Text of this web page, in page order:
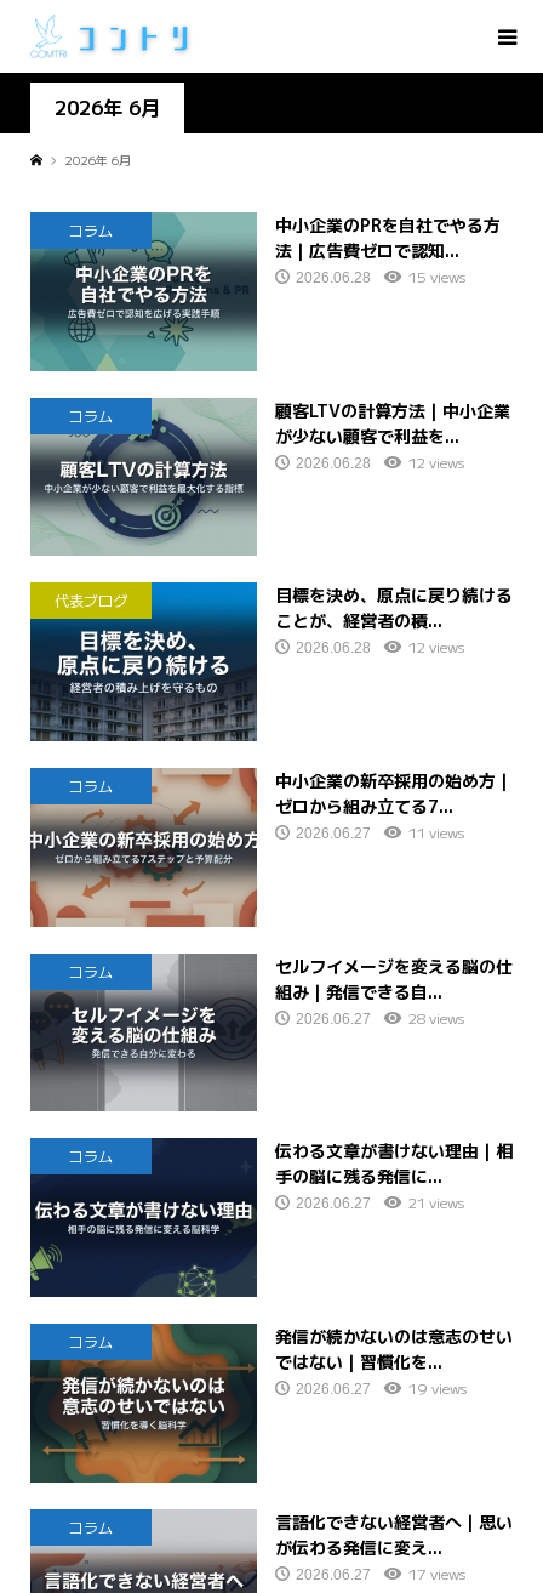
2026年 6月
2026年 6月
コラム
中小企業のPRを自社でやる方
法｜広告費ゼロで認知...
2026.06.28 15 views
コラム
顧客LTVの計算方法｜中小企業
が少ない顧客で利益を...
2026.06.28 12 views
代表ブログ
目標を決め、原点に戻り続ける
ことが、経営者の積...
2026.06.28 12 views
コラム
中小企業の新卒採用の始め方｜
ゼロから組み立てる7...
2026.06.27 11 views
コラム
セルフイメージを変える脳の仕
組み｜発信できる自...
2026.06.27 28 views
コラム
伝わる文章が書けない理由｜相
手の脳に残る発信に...
2026.06.27 21 views
コラム
発信が続かないのは意志のせい
ではない｜習慣化を...
2026.06.27 19 views
コラム
言語化できない経営者へ｜思い
が伝わる発信に変え...
2026.06.27 17 views